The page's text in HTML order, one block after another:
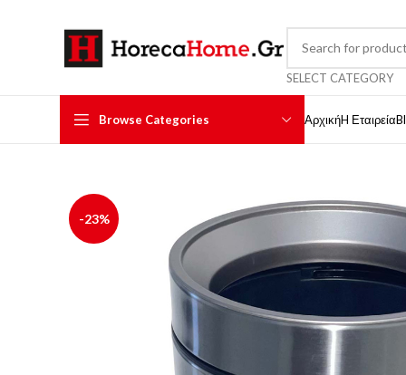
SELECT CATEGORY
Browse Categories ΑρχικήH Εταιρεία
-23%